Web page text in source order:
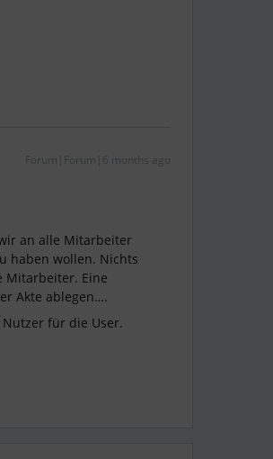
Forum|Forum|6 months ago
an alle Mitarbeiter
haben wollen. Nichts
Mitarbeiter. Eine
Akte ablegen….
für die User.